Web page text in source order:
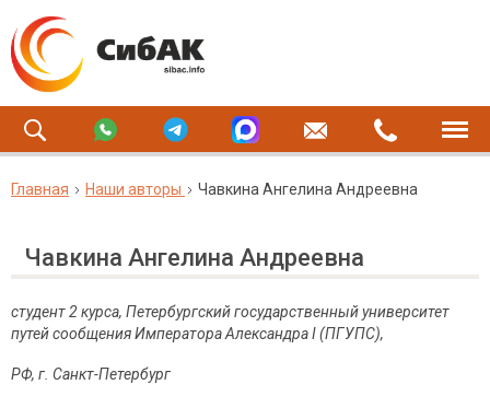
Главная Наши авторы Чавкина Ангелина Андреевна
Чавкина Ангелина Андреевна
студент 2 курса, Петербургский государственный университет
путей сообщения Императора Александра I (ПГУПС),
РФ, г. Санкт-Петербург